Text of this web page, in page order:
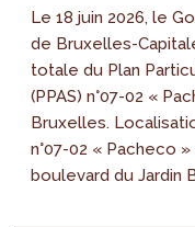
Le 18 juin 2026, le
de Bruxelles-
totale du Plan
(PPAS) n°07-02 «
Bruxelles.
n°07-02 « Pacheco
boulevard du Jardin